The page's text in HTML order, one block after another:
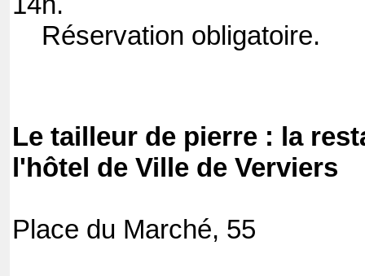
Réservation obligatoire.
Le tailleur de pierre : la
l'hôtel de Ville de Verviers
Place du Marché, 55